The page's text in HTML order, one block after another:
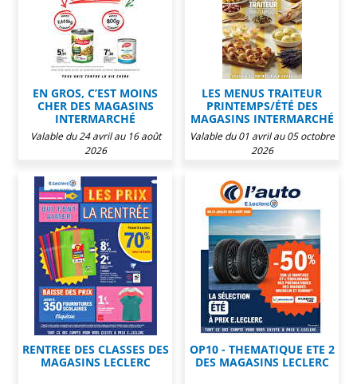
EN GROS, C’EST MOINS
CHER DES MAGASINS
INTERMARCHÉ
Valable du 24 avril au 16 août
2026
LES MENUS TRAITEUR
PRINTEMPS/ÉTÉ DES
MAGASINS INTERMARCHÉ
Valable du 01 avril au 05 octobre
2026
RENTREE DES CLASSES DES
MAGASINS LECLERC
OP10 - THEMATIQUE ETE 2
DES MAGASINS LECLERC